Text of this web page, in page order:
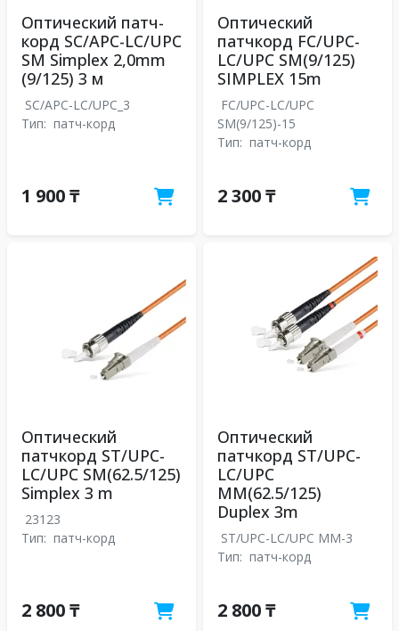
Оптический патч-
корд SC/APC-LC/UPC
SM Simplex 2,0mm
(9/125) 3 м
SC/APC-LC/UPC_3
Тип: патч-корд
1 900 ₸
Оптический
патчкорд FC/UPC-
LC/UPC SM(9/125)
SIMPLEX 15m
FC/UPC-LC/UPC
SM(9/125)-15
Тип: патч-корд
2 300 ₸
Оптический
патчкорд ST/UPC-
LC/UPC SM(62.5/125)
Simplex 3 m
23123
Тип: патч-корд
2 800 ₸
Оптический
патчкорд ST/UPC-
LC/UPC
MM(62.5/125)
Duplex 3m
ST/UPC-LC/UPC MM-3
Тип: патч-корд
2 800 ₸